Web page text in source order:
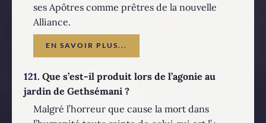
ses Apôtres comme prêtres de la nouvelle
Alliance.
EN SAVOIR PLUS...
121. Que s’est-il produit lors de l’agonie au
jardin de Gethsémani ?
Malgré l’horreur que cause la mort dans